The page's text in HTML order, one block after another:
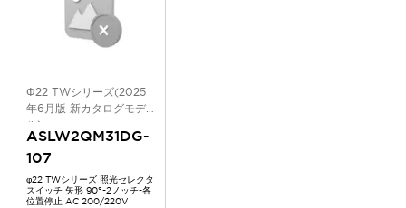
Φ22 TWシリーズ(2025
年6月版 新カタログモデ
ル)
ASLW2QM31DG-
107
φ22 TWシリーズ 照光セレクタ
スイッチ 矢形 90°-2ノッチ-各
位置停止 AC 200/220V